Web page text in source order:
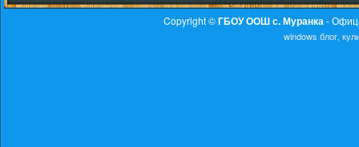
Copyright ©ГБОУ ООШ с. Муранка -
windows блог,